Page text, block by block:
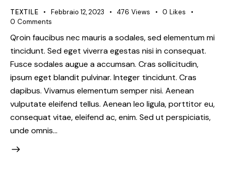
TEXTILE Febbraio 12, 2023 476 Views 0 Likes
0 Comments
Qroin faucibus nec mauris a sodales, sed elementum mi
tincidunt. Sed eget viverra egestas nisi in consequat.
Fusce sodales augue a accumsan. Cras sollicitudin,
ipsum eget blandit pulvinar. Integer tincidunt. Cras
dapibus. Vivamus elementum semper nisi. Aenean
vulputate eleifend tellus. Aenean leo ligula, porttitor eu,
consequat vitae, eleifend ac, enim. Sed ut perspiciatis,
unde omnis…